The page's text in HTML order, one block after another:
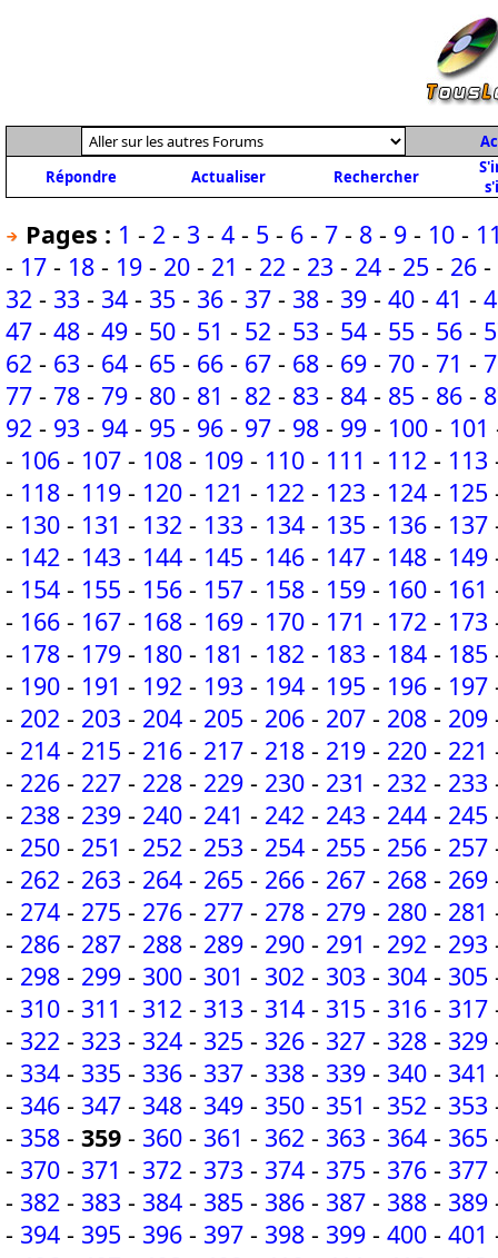
Répondre
Actualiser Rechercher
Pages : 1 - 2 - 3 - 4 - 5 - 6 - 7 - 8 - 9 - 10 -
- 17 - 18 - 19 - 20 - 21 - 22 - 23 - 24 - 25 - 26 -
32 - 33 - 34 - 35 - 36 - 37 - 38 - 39 - 40 - 41 -
47 - 48 - 49 - 50 - 51 - 52 - 53 - 54 - 55 - 56 -
62 - 63 - 64 - 65 - 66 - 67 - 68 - 69 - 70 - 71 -
77 - 78 - 79 - 80 - 81 - 82 - 83 - 84 - 85 - 86 -
92 - 93 - 94 - 95 - 96 - 97 - 98 - 99 - 100 - 101
- 106 - 107 - 108 - 109 - 110 - 111 - 112 - 113
- 118 - 119 - 120 - 121 - 122 - 123 - 124 - 125
- 130 - 131 - 132 - 133 - 134 - 135 - 136 - 137
- 142 - 143 - 144 - 145 - 146 - 147 - 148 - 149
- 154 - 155 - 156 - 157 - 158 - 159 - 160 - 161
- 166 - 167 - 168 - 169 - 170 - 171 - 172 - 173
- 178 - 179 - 180 - 181 - 182 - 183 - 184 - 185
- 190 - 191 - 192 - 193 - 194 - 195 - 196 - 197
- 202 - 203 - 204 - 205 - 206 - 207 - 208 - 209
- 214 - 215 - 216 - 217 - 218 - 219 - 220 - 221
- 226 - 227 - 228 - 229 - 230 - 231 - 232 - 233
- 238 - 239 - 240 - 241 - 242 - 243 - 244 - 245
- 250 - 251 - 252 - 253 - 254 - 255 - 256 - 257
- 262 - 263 - 264 - 265 - 266 - 267 - 268 - 269
- 274 - 275 - 276 - 277 - 278 - 279 - 280 - 281
- 286 - 287 - 288 - 289 - 290 - 291 - 292 - 293
- 298 - 299 - 300 - 301 - 302 - 303 - 304 - 305
- 310 - 311 - 312 - 313 - 314 - 315 - 316 - 317
- 322 - 323 - 324 - 325 - 326 - 327 - 328 - 329
- 334 - 335 - 336 - 337 - 338 - 339 - 340 - 341
- 346 - 347 - 348 - 349 - 350 - 351 - 352 - 353
- 358 - 359 - 360 - 361 - 362 - 363 - 364 - 365
- 370 - 371 - 372 - 373 - 374 - 375 - 376 - 377
- 382 - 383 - 384 - 385 - 386 - 387 - 388 - 389
- 394 - 395 - 396 - 397 - 398 - 399 - 400 - 401